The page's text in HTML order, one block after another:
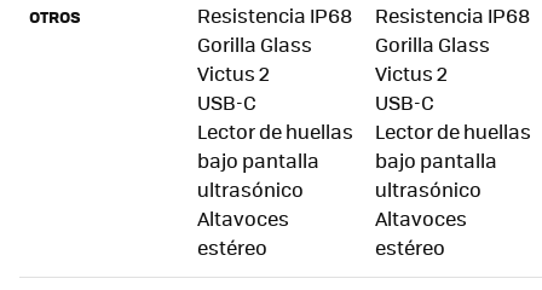
OTROS
Resistencia IP68
Gorilla Glass
Victus 2
USB-C
Lector de huellas
bajo pantalla
ultrasónico
Altavoces
estéreo
Resistencia IP68
Gorilla Glass
Victus 2
USB-C
Lector de huellas
bajo pantalla
ultrasónico
Altavoces
estéreo